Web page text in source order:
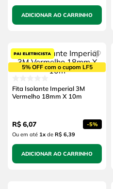
ADICIONAR AO CARRINHO
5% OFF com o cupom LF5
Fita Isolante Imperial 3M
Vermelho 18mm X 10m
R$ 6,07 -5%
Ou em até 1xde R$ 6,39
ADICIONAR AO CARRINHO